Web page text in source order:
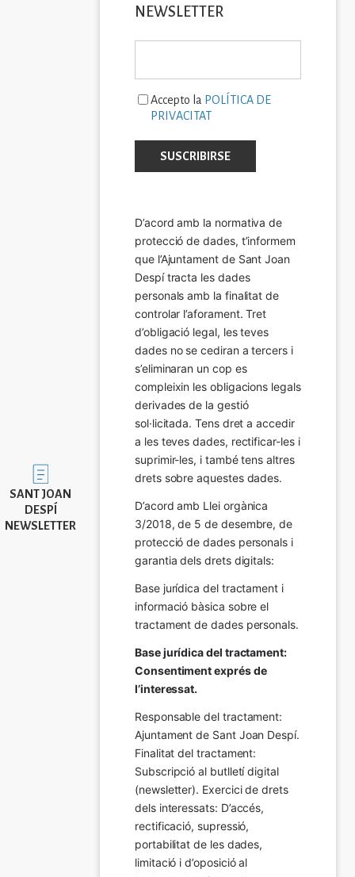
Imatge
SANT JOAN
DESPÍ
NEWSLETTER
NEWSLETTER
Accepto la POLÍTICA DE
PRIVACITAT
D’acord amb la normativa de
protecció de dades, t’informem
que l’Ajuntament de Sant Joan
Despí tracta les dades
personals amb la finalitat de
controlar l’aforament. Tret
d’obligació legal, les teves
dades no se cediran a tercers i
s’eliminaran un cop es
compleixin les obligacions legals
derivades de la gestió
sol·licitada. Tens dret a accedir
a les teves dades, rectificar-les i
suprimir-les, i també tens altres
drets sobre aquestes dades.
D’acord amb Llei orgànica
3/2018, de 5 de desembre, de
protecció de dades personals i
garantia dels drets digitals:
Base jurídica del tractament i
informació bàsica sobre el
tractament de dades personals.
Base jurídica del tractament:
Consentiment exprés de
l’interessat.
Responsable del tractament:
Ajuntament de Sant Joan Despí.
Finalitat del tractament:
Subscripció al butlletí digital
(newsletter). Exercici de drets
dels interessats: D’accés,
rectificació, supressió,
portabilitat de les dades,
limitació i d’oposició al